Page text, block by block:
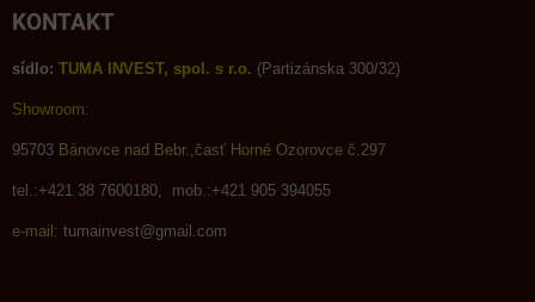
KONTAKT
sídlo: TUMA INVEST, spol. s r.o. (Partizánska 300/32)
Showroom:
95703 Bánovce nad Bebr.,časť Horné Ozorovce č.297
tel.:+421 38 7600180, mob.:+421 905 394055
e-mail: tumainvest@gmail.com